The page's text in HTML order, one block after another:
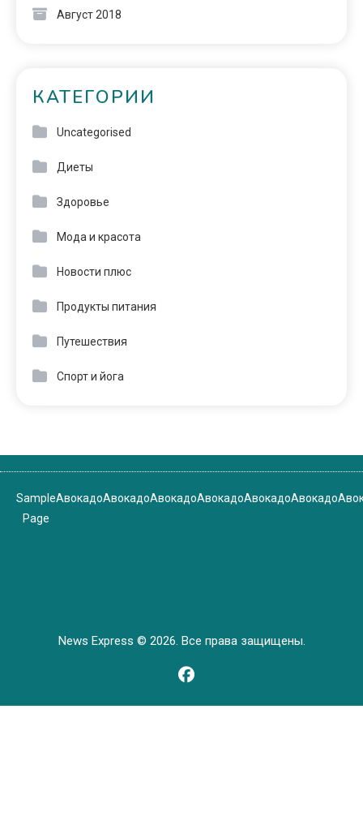
Август 2018
КАТЕГОРИИ
Uncategorised
Диеты
Здоровье
Мода и красота
Новости плюс
Продукты питания
Путешествия
Спорт и йога
Sample
Page
АвокадоАвокадоАвокадоАвокадоАвокадоАвокадо
News Express © 2026. Все права защищены.